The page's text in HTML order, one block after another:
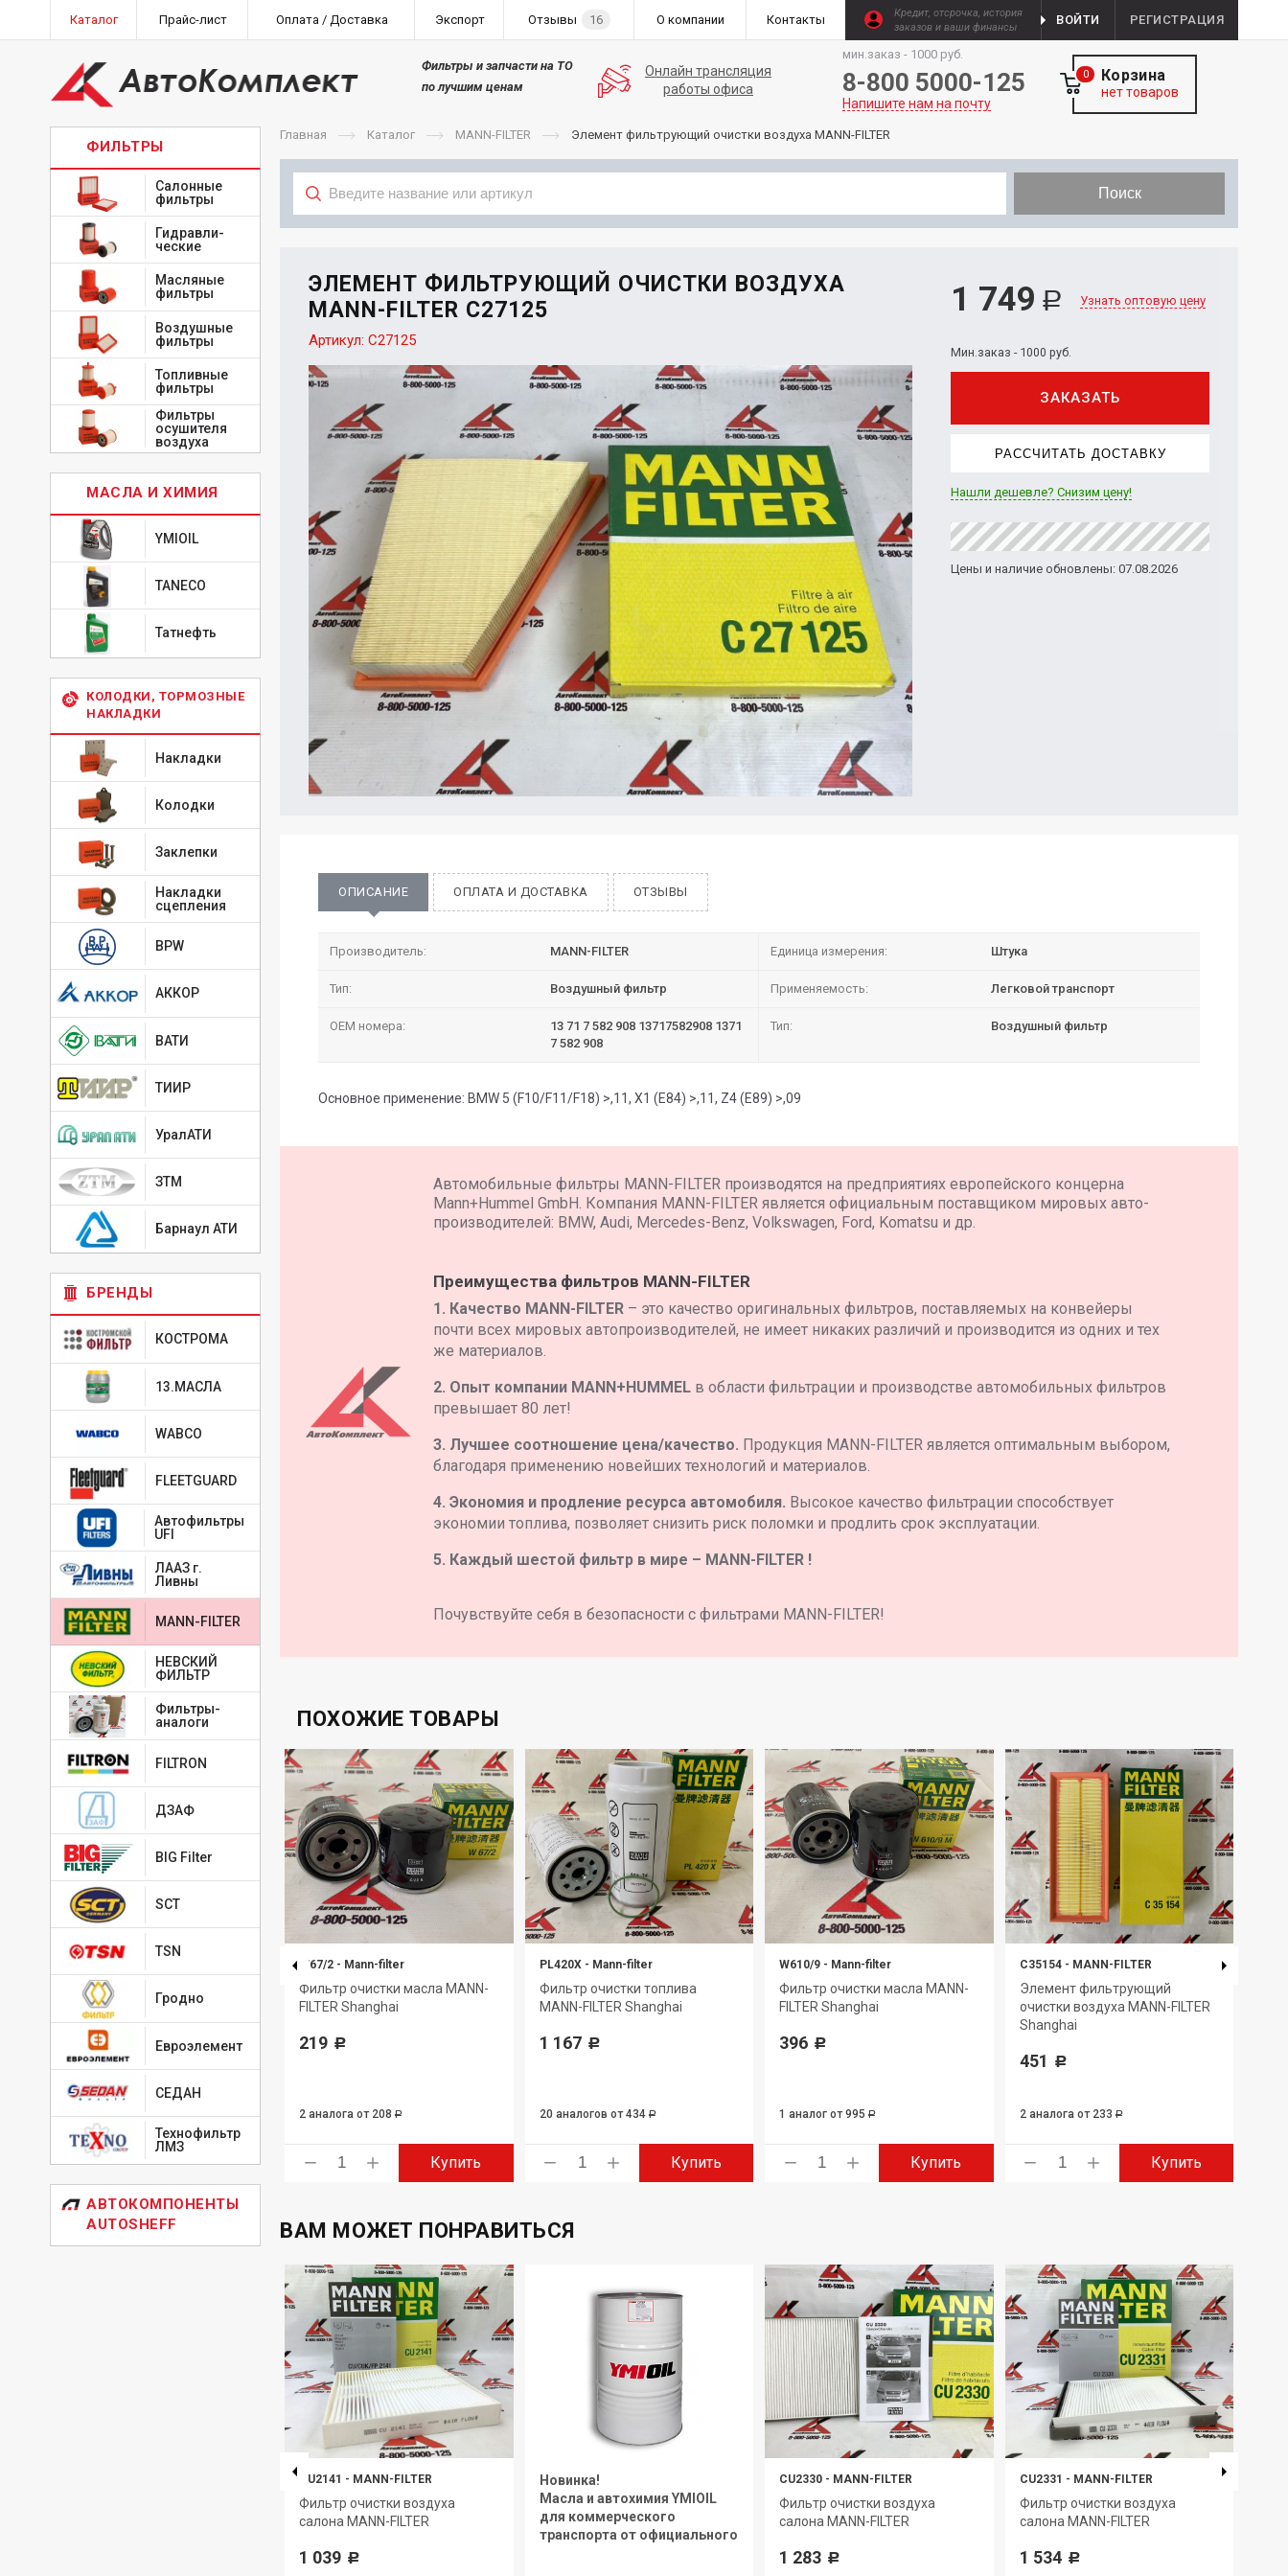
Каталог Прайс-лист Оплата / Доставка Экспорт Отзывы 16 О компании Контакты
Кредит, отсрочка, история
заказов и ваши финансы
ВОЙТИ РЕГИСТРАЦИЯ
Фильтры и запчасти на ТО
по лучшим ценам
Онлайн трансляция
работы офиса
мин.заказ - 1000 руб.
8-800 5000-125
Напишите нам на почту
Корзина
0
нет товаров
ФИЛЬТРЫ
Салонные
фильтры
Гидравли-
ческие
Масляные
фильтры
Воздушные
фильтры
Топливные
фильтры
Фильтры
осушителя
воздуха
МАСЛА И ХИМИЯ
YMIOIL
TANECO
Татнефть
КОЛОДКИ, ТОРМОЗНЫЕ
НАКЛАДКИ
Накладки
Колодки
Заклепки
Накладки
сцепления
BPW
АККОР
ВАТИ
ТИИР
УралАТИ
ЗТМ
Барнаул АТИ
БРЕНДЫ
КОСТРОМА
13.МАСЛА
WABCO
FLEETGUARD
Автофильтры
UFI
ЛААЗ г.
Ливны
MANN-FILTER
НЕВСКИЙ
ФИЛЬТР
Фильтры-
аналоги
FILTRON
ДЗАФ
BIG Filter
SCT
TSN
Гродно
Евроэлемент
СЕДАН
Технофильтр
ЛМЗ
АВТОКОМПОНЕНТЫ
AUTOSHEFF
Главная Каталог MANN-FILTER Элемент фильтрующий очистки воздуха MANN-FILTER
Поиск
ЭЛЕМЕНТ ФИЛЬТРУЮЩИЙ ОЧИСТКИ ВОЗДУХА
MANN-FILTER C27125
Артикул: C27125
1 749 Р Узнать оптовую цену
Мин.заказ - 1000 руб.
ЗАКАЗАТЬ
РАССЧИТАТЬ ДОСТАВКУ
Нашли дешевле? Снизим цену!
Цены и наличие обновлены: 07.08.2026
ОПИСАНИЕ ОПЛАТА И ДОСТАВКА ОТЗЫВЫ
Производитель: MANN-FILTER Единица измерения: Штука
Тип: Воздушный фильтр Применяемость: Легковой транспорт
OEM номера:
13 71 7 582 908 13717582908 1371
7 582 908
Тип: Воздушный фильтр
Основное применение: BMW 5 (F10/F11/F18) >,11, X1 (E84) >,11, Z4 (E89) >,09
Автомобильные фильтры MANN-FILTER производятся на предприятиях европейского концерна
Mann+Hummel GmbH. Компания MANN-FILTER является официальным поставщиком мировых авто-
производителей: BMW, Audi, Mercedes-Benz, Volkswagen, Ford, Komatsu и др.
Преимущества фильтров MANN-FILTER
1. Качество MANN-FILTER – это качество оригинальных фильтров, поставляемых на конвейеры
почти всех мировых автопроизводителей, не имеет никаких различий и производится из одних и тех
же материалов.
2. Опыт компании MANN+HUMMEL в области фильтрации и производстве автомобильных фильтров
превышает 80 лет!
3. Лучшее соотношение цена/качество. Продукция MANN-FILTER является оптимальным выбором,
благодаря применению новейших технологий и материалов.
4. Экономия и продление ресурса автомобиля. Высокое качество фильтрации способствует
экономии топлива, позволяет снизить риск поломки и продлить срок эксплуатации.
5. Каждый шестой фильтр в мире – MANN-FILTER !
Почувствуйте себя в безопасности с фильтрами MANN-FILTER!
ПОХОЖИЕ ТОВАРЫ
PU855X
Элемент фильтрующий
очистки топлива MANN-FILTER
1 286
Купить
W67/2 - Mann-filter
Фильтр очистки масла MANN-
FILTER Shanghai
219 Р
2 аналога от 208 Р
Купить
PL420X - Mann-filter
Фильтр очистки топлива
MANN-FILTER Shanghai
1 167 Р
20 аналогов от 434 Р
Купить
W610/9 - Mann-filter
Фильтр очистки масла MANN-
FILTER Shanghai
396 Р
1 аналог от 995 Р
Купить
C35154 - MANN-FILTER
Элемент фильтрующий
очистки воздуха MANN-FILTER
Shanghai
451 Р
2 аналога от 233 Р
Купить
ВАМ МОЖЕТ ПОНРАВИТЬСЯ
CU2141 - MANN-FILTER
Фильтр очистки воздуха
салона MANN-FILTER
1 039 Р
Новинка!
Масла и автохимия YMIOIL
для коммерческого
транспорта от официального
CU2330 - MANN-FILTER
Фильтр очистки воздуха
салона MANN-FILTER
1 283 Р
CU2331 - MANN-FILTER
Фильтр очистки воздуха
салона MANN-FILTER
1 534 Р